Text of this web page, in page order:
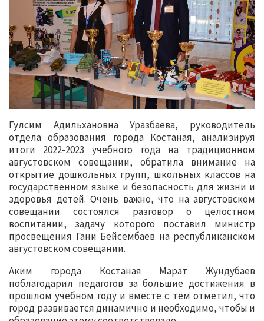
Гулсим Адильхановна Уразбаева, руководитель
отдела образования города Костаная, анализируя
итоги 2022-2023 учебного года на традиционном
августовском совещании, обратила внимание на
открытие дошкольных групп, школьных классов на
государственном языке и безопасность для жизни и
здоровья детей. Очень важно, что на августовском
совещании состоялся разговор о целостном
воспитании, задачу которого поставил министр
просвещения Гани Бейсембаев на республиканском
августовском совещании.
Аким города Костаная Марат Жундубаев
поблагодарил педагогов за большие достижения в
прошлом учебном году и вместе с тем отметил, что
город развивается динамично и необходимо, чтобы и